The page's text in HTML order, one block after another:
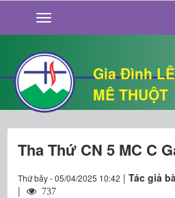
Gia Đình
MÊ THUỘT
GIỚI THIỆU
TIN TỨC
SỐNG ĐẠO
CHUYỆN NHÀ
QUÁN VĂN
THƯ GIÃN
Tha Thứ CN 5 MC C
Thứ bảy - 05/04/2025 10:42 | Tác giả
|
737